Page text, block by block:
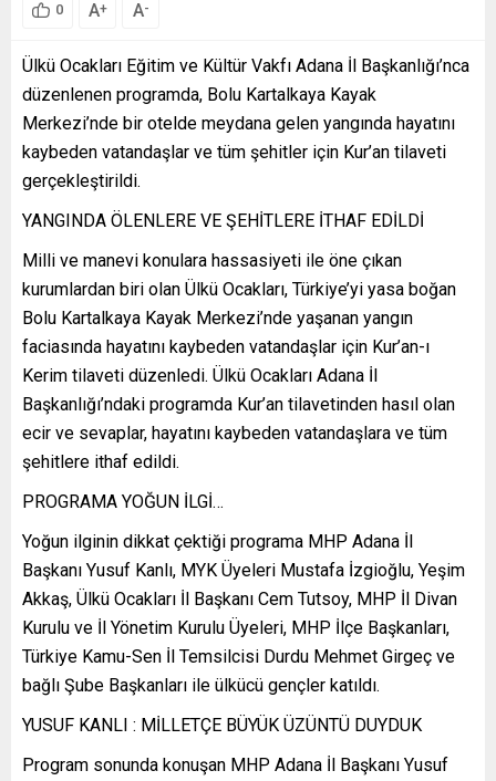
0 A+ A-
Ülkü Ocakları Eğitim ve Kültür Vakfı Adana İl Başkanlığı’nca
düzenlenen programda, Bolu Kartalkaya Kayak
Merkezi’nde bir otelde meydana gelen yangında hayatını
kaybeden vatandaşlar ve tüm şehitler için Kur’an tilaveti
gerçekleştirildi.
YANGINDA ÖLENLERE VE ŞEHİTLERE İTHAF EDİLDİ
Milli ve manevi konulara hassasiyeti ile öne çıkan
kurumlardan biri olan Ülkü Ocakları, Türkiye’yi yasa boğan
Bolu Kartalkaya Kayak Merkezi’nde yaşanan yangın
faciasında hayatını kaybeden vatandaşlar için Kur’an-ı
Kerim tilaveti düzenledi. Ülkü Ocakları Adana İl
Başkanlığı’ndaki programda Kur’an tilavetinden hasıl olan
ecir ve sevaplar, hayatını kaybeden vatandaşlara ve tüm
şehitlere ithaf edildi.
PROGRAMA YOĞUN İLGİ…
Yoğun ilginin dikkat çektiği programa MHP Adana İl
Başkanı Yusuf Kanlı, MYK Üyeleri Mustafa İzgioğlu, Yeşim
Akkaş, Ülkü Ocakları İl Başkanı Cem Tutsoy, MHP İl Divan
Kurulu ve İl Yönetim Kurulu Üyeleri, MHP İlçe Başkanları,
Türkiye Kamu-Sen İl Temsilcisi Durdu Mehmet Girgeç ve
bağlı Şube Başkanları ile ülkücü gençler katıldı.
YUSUF KANLI : MİLLETÇE BÜYÜK ÜZÜNTÜ DUYDUK
Program sonunda konuşan MHP Adana İl Başkanı Yusuf